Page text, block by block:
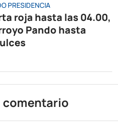
PRESIDENCIA
roja hasta las 04.00,
Pando hasta
comentario